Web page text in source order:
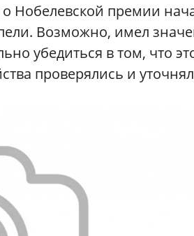
Нобелевской премии
Возможно, имел
убедиться в том, что
проверялись и